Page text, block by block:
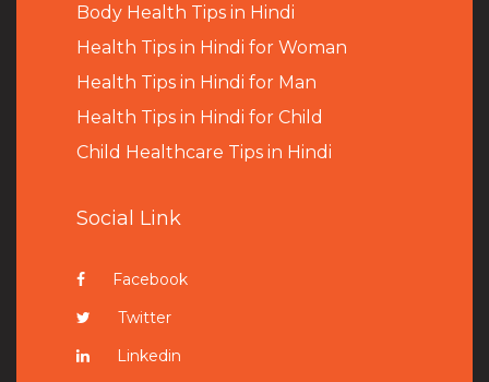
Body Health Tips in Hindi
Health Tips in Hindi for Woman
Health Tips in Hindi for Man
Health Tips in Hindi for Child
Child Healthcare Tips in Hindi
Social Link
Facebook
Twitter
Linkedin